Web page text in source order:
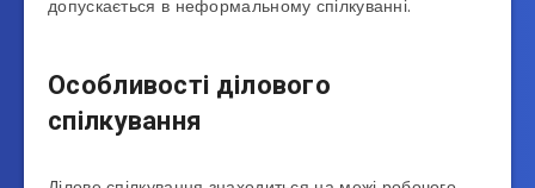
допускається в неформальному спілкуванні.
Особливості ділового
спілкування